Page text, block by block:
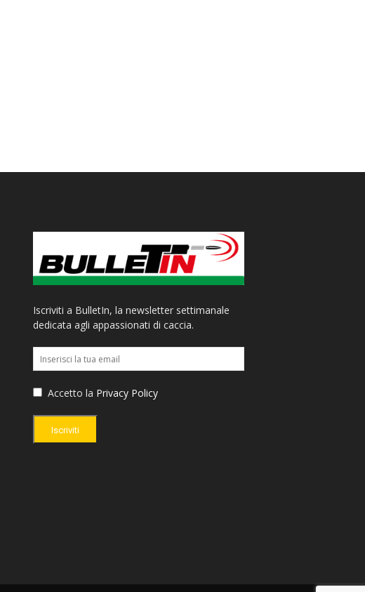
Iscriviti a BulletIn, la newsletter settimanale
dedicata agli appassionati di caccia.
Accetto la Privacy Policy
Iscriviti